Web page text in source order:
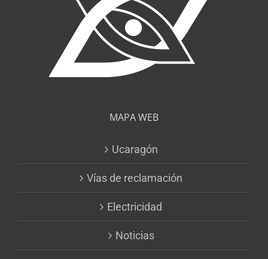
MAPA WEB
Ucaragón
Vías de reclamación
Electricidad
Noticias